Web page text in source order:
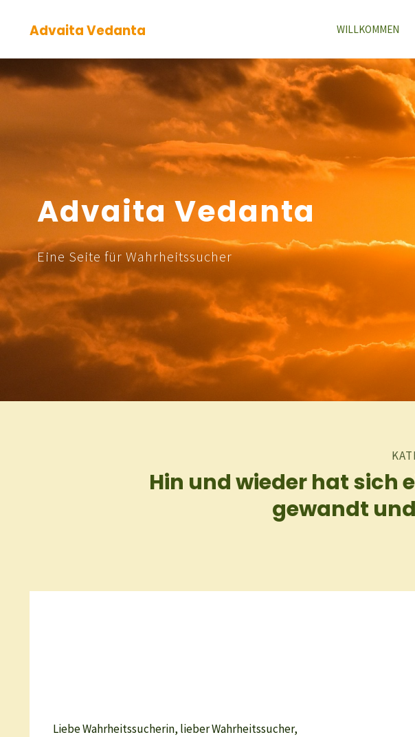
Advaita Vedanta WILLKOMMEN
Advaita Vedanta
Eine Seite für Wahrheitssucher
Hin und wieder hat sich
gewandt
Liebe Wahrheitssucherin, lieber Wahrheitssucher,